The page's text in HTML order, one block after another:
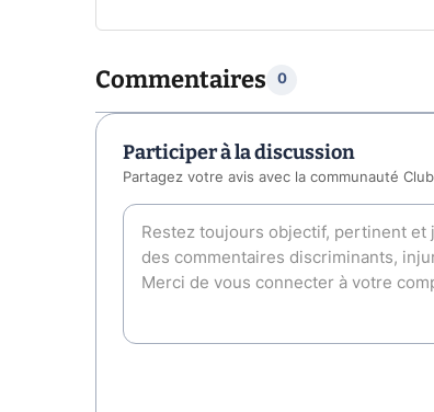
Commentaires 0
Participer à la discussion
Partagez votre avis avec la communauté